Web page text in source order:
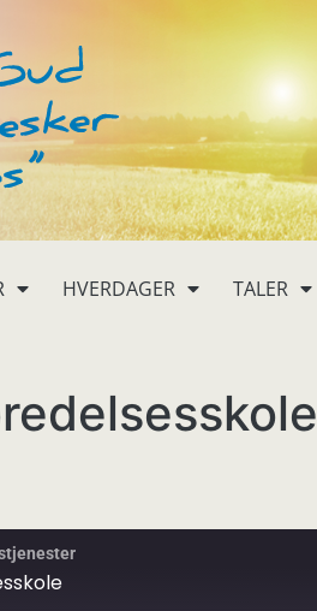
HVERDAGER TALER